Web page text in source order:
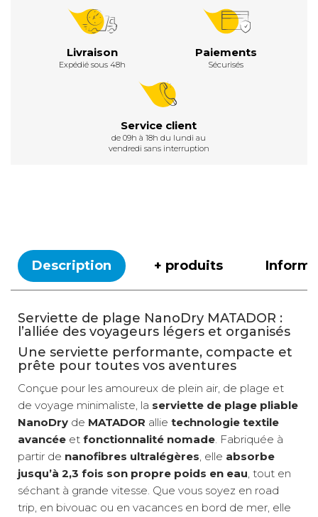
Livraison
Expédié sous 48h
Paiements
Sécurisés
Service client
de 09h à 18h du lundi au
vendredi sans interruption
Description + produits
Serviette de plage NanoDry MATADOR :
l’alliée des voyageurs légers et organisés
Une serviette performante, compacte et
prête pour toutes vos aventures
Conçue pour les amoureux de plein air, de plage et
de voyage minimaliste, la serviette de plage pliable
NanoDry de MATADOR allie technologie textile
avancée et fonctionnalité nomade. Fabriquée à
partir de nanofibres ultralégères, elle absorbe
jusqu’à 2,3 fois son propre poids en eau, tout en
séchant à grande vitesse. Que vous soyez en road
trip, en bivouac ou en vacances en bord de mer, elle